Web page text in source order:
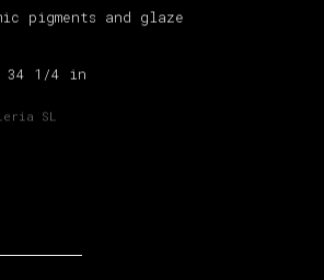
pigments and glaze
34 1/4 in
SL